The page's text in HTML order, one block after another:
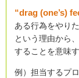
“drag (one’s)
ある行為をやり
という理由から
することを意味
例）担当するプ